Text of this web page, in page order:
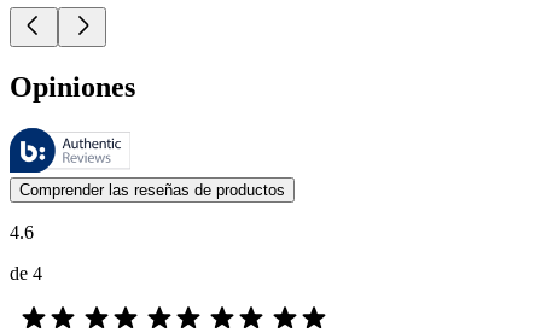
Opiniones
Estas reseñas las gestiona Bazaarvoice y cumplen con la política de
Las opiniones de los clientes en forma de reseñas de productos y
Comprender las reseñas de productos
4.6
de 4